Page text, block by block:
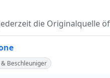
die Originalquelle
& Beschleuniger